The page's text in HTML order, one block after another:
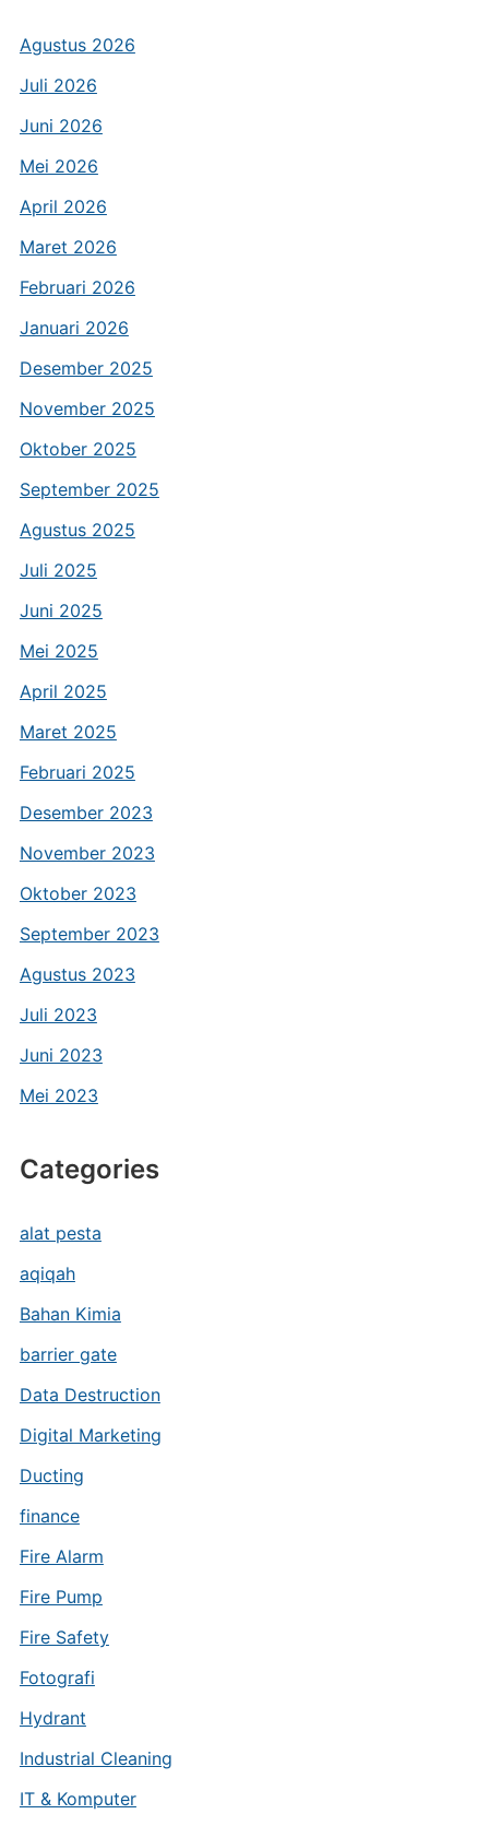
Agustus 2026
Juli 2026
Juni 2026
Mei 2026
April 2026
Maret 2026
Februari 2026
Januari 2026
Desember 2025
November 2025
Oktober 2025
September 2025
Agustus 2025
Juli 2025
Juni 2025
Mei 2025
April 2025
Maret 2025
Februari 2025
Desember 2023
November 2023
Oktober 2023
September 2023
Agustus 2023
Juli 2023
Juni 2023
Mei 2023
Categories
alat pesta
aqiqah
Bahan Kimia
barrier gate
Data Destruction
Digital Marketing
Ducting
finance
Fire Alarm
Fire Pump
Fire Safety
Fotografi
Hydrant
Industrial Cleaning
IT & Komputer